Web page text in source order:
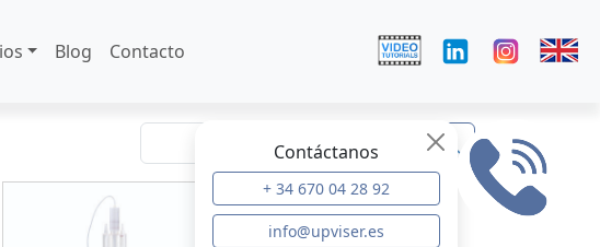
Blog Contacto
Contáctanos
+ 34 670 04 28 92
info@upviser.es